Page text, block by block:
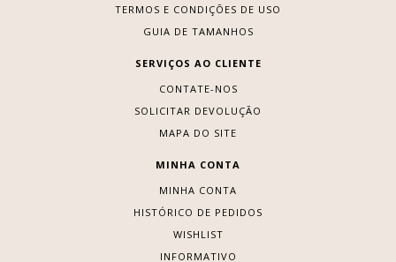
TERMOS E CONDIÇÕES DE USO
GUIA DE TAMANHOS
SERVIÇOS AO CLIENTE
CONTATE-NOS
SOLICITAR DEVOLUÇÃO
MAPA DO SITE
MINHA CONTA
MINHA CONTA
HISTÓRICO DE PEDIDOS
WISHLIST
INFORMATIVO